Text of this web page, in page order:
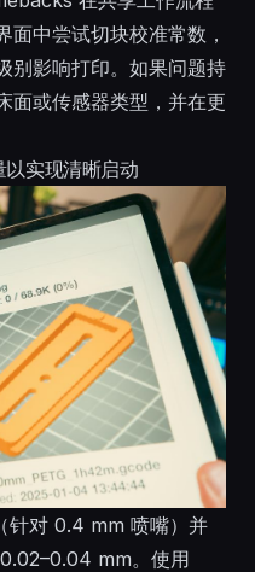
面中尝试切块校准常数，
别影响打印。如果问题持
面或传感器类型，并在更
实现清晰启动
针对 0.4 mm 喷嘴）并
mm。使用